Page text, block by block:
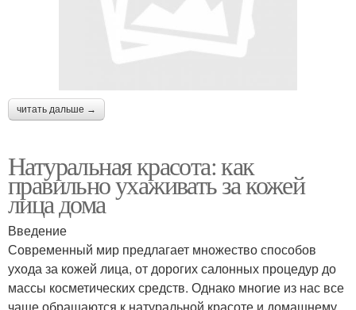
читать дальше →
Натуральная красота: как
правильно ухаживать за кожей
лица дома
Введение
Современный мир предлагает множество способов
ухода за кожей лица, от дорогих салонных процедур до
массы косметических средств. Однако многие из нас все
чаще обращаются к натуральной красоте и домашнему